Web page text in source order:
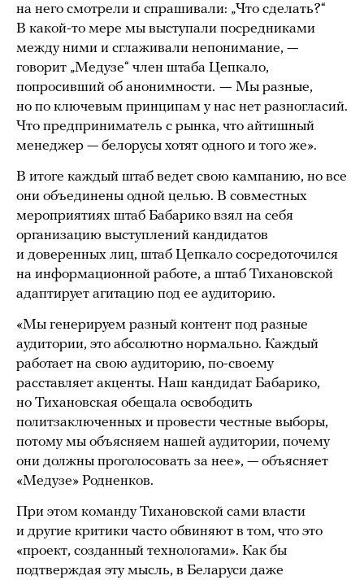
на него смотрели и спрашивали: „Что сделать?“
В какой-то мере мы выступали посредниками
между ними и сглаживали непонимание, —
говорит „Медузе“ член штаба Цепкало,
попросивший об анонимности. — Мы разные,
но по ключевым принципам у нас нет разногласий.
Что предприниматель с рынка, что айтишный
менеджер — белорусы хотят одного и того же».
В итоге каждый штаб ведет свою кампанию, но все
они объединены одной целью. В совместных
мероприятиях штаб Бабарико взял на себя
организацию выступлений кандидатов
и доверенных лиц, штаб Цепкало сосредоточился
на информационной работе, а штаб Тихановской
адаптирует агитацию под ее аудиторию.
«Мы генерируем разный контент под разные
аудитории, это абсолютно нормально. Каждый
работает на свою аудиторию, по-своему
расставляет акценты. Наш кандидат Бабарико,
но Тихановская обещала освободить
политзаключенных и провести честные выборы,
потому мы объясняем нашей аудитории, почему
они должны проголосовать за нее», — объясняет
«Медузе» Родненков.
При этом команду Тихановской сами власти
и другие критики часто обвиняют в том, что это
«проект, созданный технологами». Как бы
подтверждая эту мысль, в Беларуси даже